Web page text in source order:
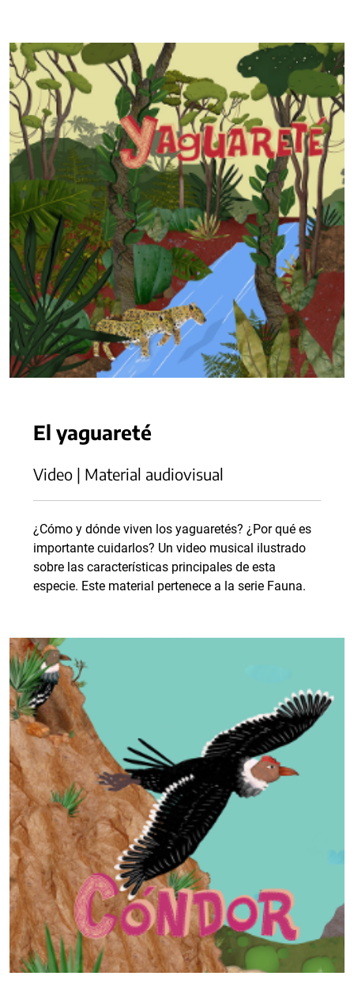
El yaguareté
Video | Material audiovisual
¿Cómo y dónde viven los yaguaretés? ¿Por qué es
importante cuidarlos? Un video musical ilustrado
sobre las características principales de esta
especie. Este material pertenece a la serie Fauna.